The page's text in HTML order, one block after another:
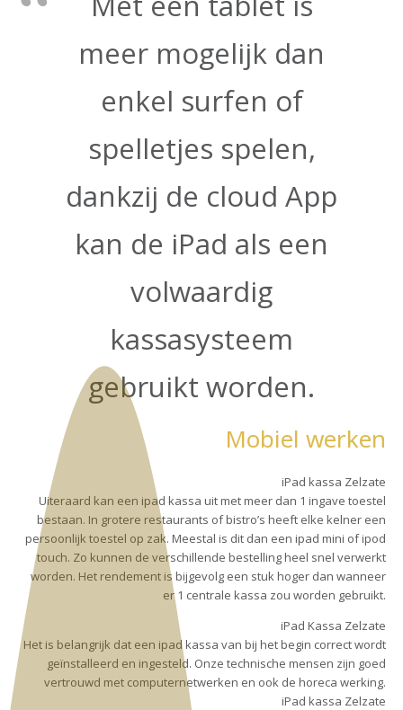
meer mogelijk dan
enkel surfen of
spelletjes spelen,
dankzij de cloud App
kan de iPad als een
volwaardig
kassasysteem
gebruikt worden.
Mobiel werken
iPad kassa Zelzate
Uiteraard kan een ipad kassa uit met meer dan 1 ingave toestel
bestaan. In grotere restaurants of bistro’s heeft elke kelner een
persoonlijk toestel op zak. Meestal is dit dan een ipad mini of ipod
touch. Zo kunnen de verschillende bestelling heel snel verwerkt
worden. Het rendement is bijgevolg een stuk hoger dan wanneer
er 1 centrale kassa zou worden gebruikt.
iPad Kassa Zelzate
Het is belangrijk dat een ipad kassa van bij het begin correct wordt
geïnstalleerd en ingesteld. Onze technische mensen zijn goed
vertrouwd met computernetwerken en ook de horeca werking.
iPad kassa Zelzate